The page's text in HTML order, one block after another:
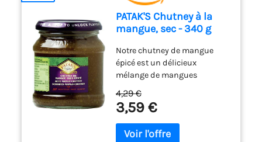
Produit adapté aux
végétariens et sans gluten
Qualité supérieure
PATAK'S Chutney à la
mangue, sec - 340 g
Notre chutney de mangue
épicé est un délicieux
mélange de mangues
cumin et de la coriandre.
Parfait avec des pappadums,
en accompagnement de curry
ou avec des sandwichs et du
4,29 €
3,59 €